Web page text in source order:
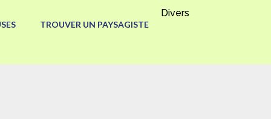
TROUVER UN PAYSAGISTE
Divers